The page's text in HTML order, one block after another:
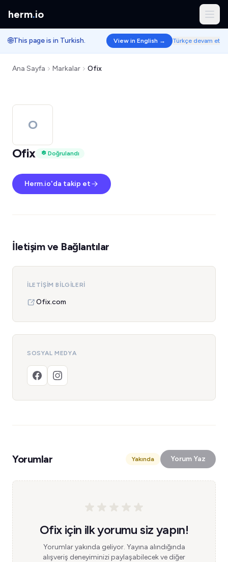
herm.io
🌐This page is in Turkish. View in English → Türkçe devam et
Ana Sayfa Markalar Ofix
O
Ofix
Doğrulandı
Herm.io'da takip et
İletişim ve Bağlantılar
İLETIŞIM BILGILERI
Ofix.com
SOSYAL MEDYA
Yorumlar Yakında Yorum Yaz
Ofix için ilk yorumu siz yapın!
Yorumlar yakında geliyor. Yayına alındığında
alışveriş deneyiminizi paylaşabilecek ve diğer